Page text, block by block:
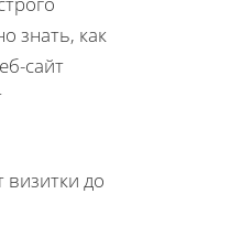
знать, как
сайт
до